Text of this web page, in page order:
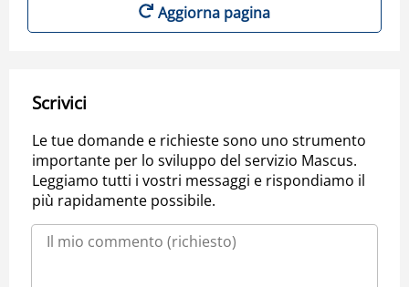
Aggiorna pagina
Scrivici
Le tue domande e richieste sono uno strumento
importante per lo sviluppo del servizio Mascus.
Leggiamo tutti i vostri messaggi e rispondiamo il
più rapidamente possibile.